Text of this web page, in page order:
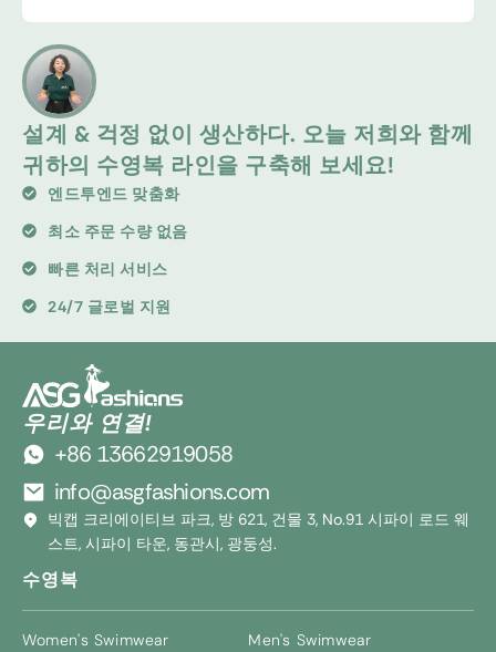
설계 & 걱정 없이 생산하다. 오늘 저희와 함께
귀하의 수영복 라인을 구축해 보세요!
엔드투엔드 맞춤화
최소 주문 수량 없음
빠른 처리 서비스
24/7 글로벌 지원
우리와 연결!
+86 13662919058
info@asgfashions.com
빅캡 크리에이티브 파크, 방 621, 건물 3, No.91 시파이 로드 웨
스트, 시파이 타운, 동관시, 광둥성.
수영복
Women's Swimwear
Men's Swimwear